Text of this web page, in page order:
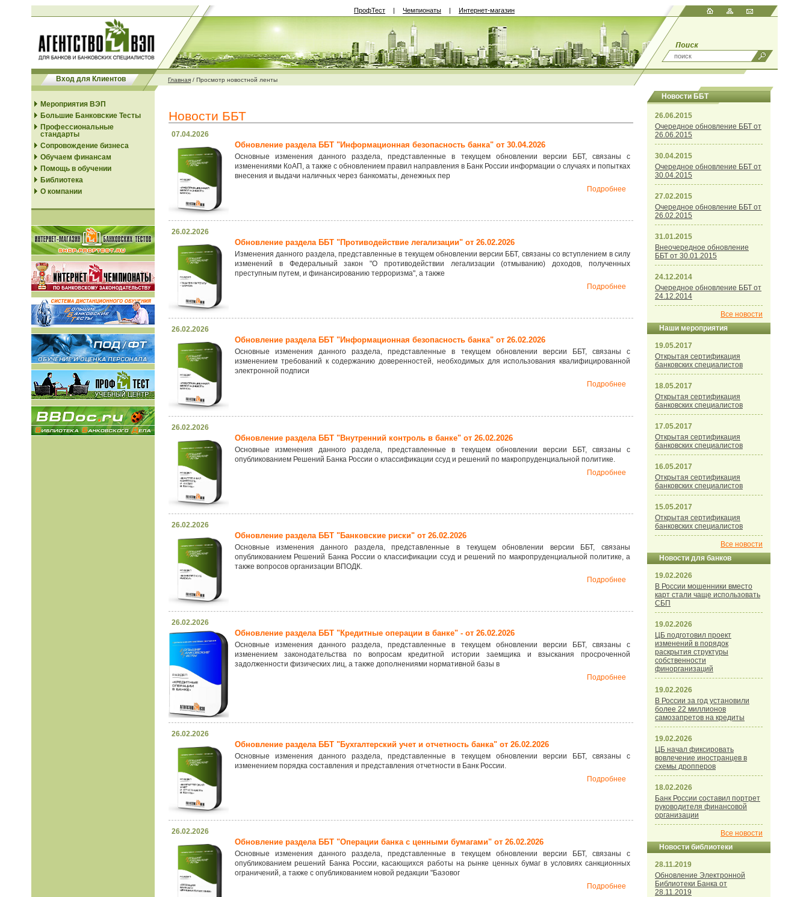
ПрофТест | Чемпионаты | Интернет-магазин
Вход для Клиентов Главная / Просмотр новостной ленты
Мероприятия ВЭП
Большие Банковские Тесты
Профессиональные
стандарты
Сопровождение бизнеса
Обучаем финансам
Помощь в обучении
Библиотека
О компании
Новости ББТ
07.04.2026
Обновление раздела ББТ "Информационная безопасность банка" от 30.04.2026
Основные изменения данного раздела, представленные в текущем обновлении версии ББТ, связаны с
изменениями КоАП, а также с обновлением правил направления в Банк России информации о случаях и попытках
внесения и выдачи наличных через банкоматы, денежных пер
Подробнее
26.02.2026
Обновление раздела ББТ "Противодействие легализации" от 26.02.2026
Изменения данного раздела, представленные в текущем обновлении версии ББТ, связаны со вступлением в силу
изменений в Федеральный закон "О противодействии легализации (отмыванию) доходов, полученных
преступным путем, и финансированию терроризма", а также
Подробнее
26.02.2026
Обновление раздела ББТ "Информационная безопасность банка" от 26.02.2026
Основные изменения данного раздела, представленные в текущем обновлении версии ББТ, связаны с
изменением требований к содержанию доверенностей, необходимых для использования квалифицированной
электронной подписи
Подробнее
26.02.2026
Обновление раздела ББТ "Внутренний контроль в банке" от 26.02.2026
Основные изменения данного раздела, представленные в текущем обновлении версии ББТ, связаны с
опубликованием Решений Банка России о классификации ссуд и решений по макропруденциальной политике.
Подробнее
26.02.2026
Обновление раздела ББТ "Банковские риски" от 26.02.2026
Основные изменения данного раздела, представленные в текущем обновлении версии ББТ, связаны
опубликованием Решений Банка России о классификации ссуд и решений по макропруденциальной политике, а
также вопросов организации ВПОДК.
Подробнее
26.02.2026
Обновление раздела ББТ "Кредитные операции в банке" - от 26.02.2026
Основные изменения данного раздела, представленные в текущем обновлении версии ББТ, связаны с
изменением законодательства по вопросам кредитной истории заемщика и взыскания просроченной
задолженности физических лиц, а также дополнениями нормативной базы в
Подробнее
26.02.2026
Обновление раздела ББТ "Бухгалтерский учет и отчетность банка" от 26.02.2026
Основные изменения данного раздела, представленные в текущем обновлении версии ББТ, связаны с
изменением порядка составления и представления отчетности в Банк России.
Подробнее
26.02.2026
Обновление раздела ББТ "Операции банка с ценными бумагами" от 26.02.2026
Основные изменения данного раздела, представленные в текущем обновлении версии ББТ, связаны с
опубликованием решений Банка России, касающихся работы на рынке ценных бумаг в условиях санкционных
ограничений, а также с опубликованием новой редакции "Базовог
Подробнее
Новости ББТ
26.06.2015
Очередное обновление ББТ от
26.06.2015
30.04.2015
Очередное обновление ББТ от
30.04.2015
27.02.2015
Очередное обновление ББТ от
26.02.2015
31.01.2015
Внеочередное обновление
ББТ от 30.01.2015
24.12.2014
Очередное обновление ББТ от
24.12.2014
Все новости
Наши мероприятия
19.05.2017
Открытая сертификация
банковских специалистов
18.05.2017
Открытая сертификация
банковских специалистов
17.05.2017
Открытая сертификация
банковских специалистов
16.05.2017
Открытая сертификация
банковских специалистов
15.05.2017
Открытая сертификация
банковских специалистов
Все новости
Новости для банков
19.02.2026
В России мошенники вместо
карт стали чаще использовать
СБП
19.02.2026
ЦБ подготовил проект
изменений в порядок
раскрытия структуры
собственности
финорганизаций
19.02.2026
В России за год установили
более 22 миллионов
самозапретов на кредиты
19.02.2026
ЦБ начал фиксировать
вовлечение иностранцев в
схемы дропперов
18.02.2026
Банк России составил портрет
руководителя финансовой
организации
Все новости
Новости библиотеки
28.11.2019
Обновление Электронной
Библиотеки Банка от
28.11.2019